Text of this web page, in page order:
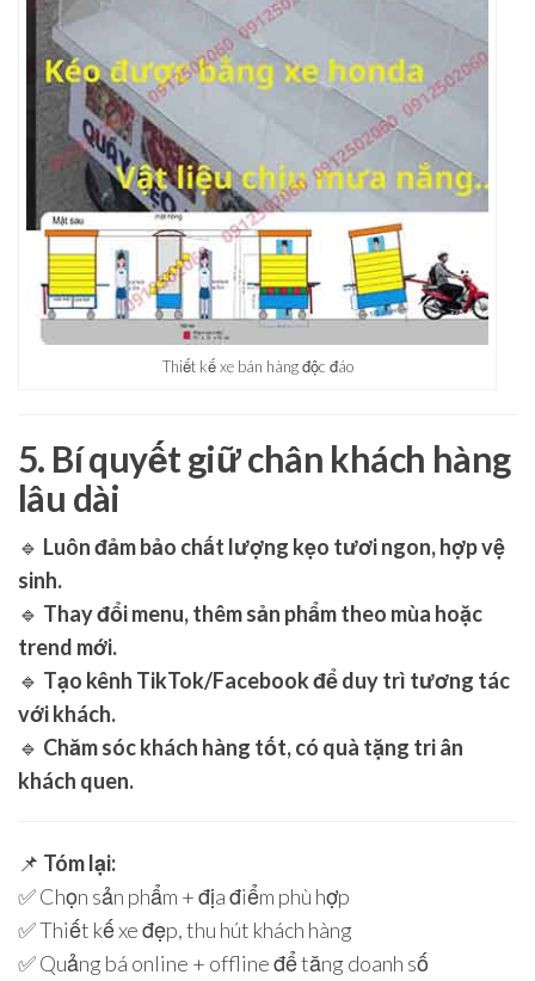
Thiết kế xe bán hàng độc đáo
5. Bí quyết giữ chân khách hàng
lâu dài
🔹 Luôn đảm bảo chất lượng kẹo tươi ngon, hợp vệ
sinh.
🔹 Thay đổi menu, thêm sản phẩm theo mùa hoặc
trend mới.
🔹 Tạo kênh TikTok/Facebook để duy trì tương tác
với khách.
🔹 Chăm sóc khách hàng tốt, có quà tặng tri ân
khách quen.
📌 Tóm lại:
✅ Chọn sản phẩm + địa điểm phù hợp
✅ Thiết kế xe đẹp, thu hút khách hàng
✅ Quảng bá online + offline để tăng doanh số